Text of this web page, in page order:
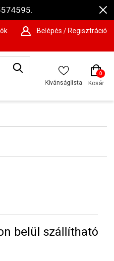
Belépés / Regisztráció
Kívánságlista
0
Kosár
belül szállítható